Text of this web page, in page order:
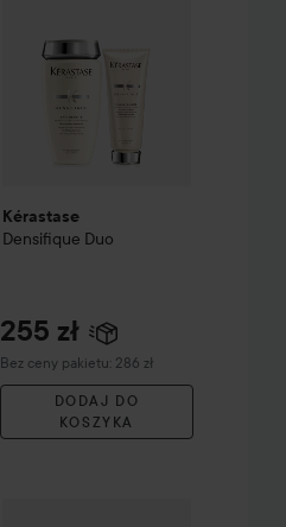
Kérastase
Densifique Duo
255 zł
Bez ceny pakietu: 286 zł
DODAJ DO
KOSZYKA